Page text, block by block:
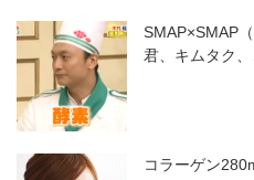
SMAP×SMAP
君、キムタク、
コラーゲン